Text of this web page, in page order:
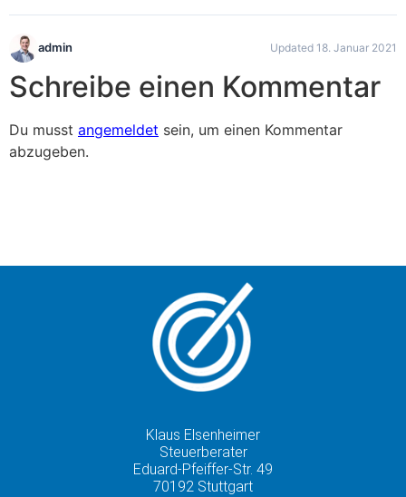
admin Updated 18. Januar 2021
Schreibe einen Kommentar
Du musst angemeldet sein, um einen Kommentar
abzugeben.
Klaus Elsenheimer
Steuerberater
Eduard-Pfeiffer-Str. 49
70192 Stuttgart